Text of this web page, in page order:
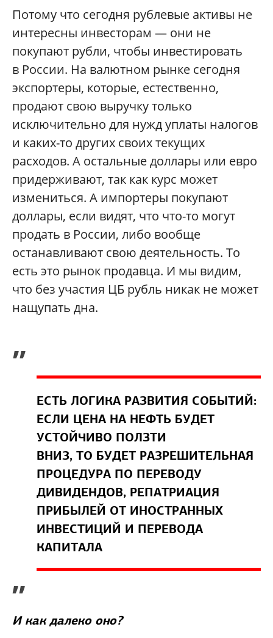
Потому что сегодня рублевые активы не
интересны инвесторам — они не
покупают рубли, чтобы инвестировать
в России. На валютном рынке сегодня
экспортеры, которые, естественно,
продают свою выручку только
исключительно для нужд уплаты налогов
и каких-то других своих текущих
расходов. А остальные доллары или евро
придерживают, так как курс может
измениться. А импортеры покупают
доллары, если видят, что что-то могут
продать в России, либо вообще
останавливают свою деятельность. То
есть это рынок продавца. И мы видим,
что без участия ЦБ рубль никак не может
нащупать дна.
„
ЕСТЬ ЛОГИКА РАЗВИТИЯ СОБЫТИЙ:
ЕСЛИ ЦЕНА НА НЕФТЬ БУДЕТ
УСТОЙЧИВО ПОЛЗТИ
ВНИЗ, ТО БУДЕТ РАЗРЕШИТЕЛЬНАЯ
ПРОЦЕДУРА ПО ПЕРЕВОДУ
ДИВИДЕНДОВ, РЕПАТРИАЦИЯ
ПРИБЫЛЕЙ ОТ ИНОСТРАННЫХ
ИНВЕСТИЦИЙ И ПЕРЕВОДА
КАПИТАЛА
”
И как далеко оно?